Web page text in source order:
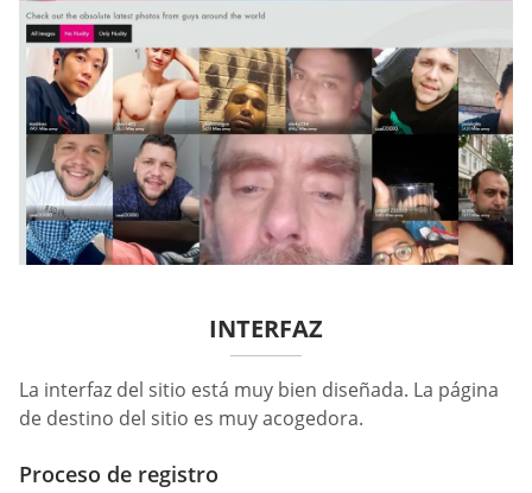
INTERFAZ
La interfaz del sitio está muy bien diseñada. La página
de destino del sitio es muy acogedora.
Proceso de registro